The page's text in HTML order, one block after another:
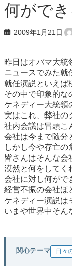
何がで
2009年1月21日
昨日はオバマ大統
ニュースでみた就
就任演説といえば
その中で印象的な
ケネディー大統領
実はこれ、弊社の
社内会議は冒頭こ
会社は今まで随分
しかし今や存亡の
皆さんはそんな会
漠然と何をしてく
会社に対し何がで
経営不振の会社ほ
ケネディー演説は
いまや世界中そん
関心テーマ 日々